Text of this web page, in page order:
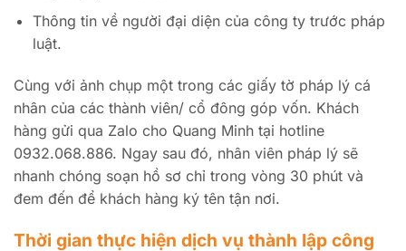
Thông tin về người đại diện của công ty trước pháp
luật.
Cùng với ảnh chụp một trong các giấy tờ pháp lý cá
nhân của các thành viên/ cổ đông góp vốn. Khách
hàng gửi qua Zalo cho Quang Minh tại hotline
0932.068.886. Ngay sau đó, nhân viên pháp lý sẽ
nhanh chóng soạn hồ sơ chỉ trong vòng 30 phút và
đem đến để khách hàng ký tên tận nơi.
Thời gian thực hiện dịch vụ thành lập công